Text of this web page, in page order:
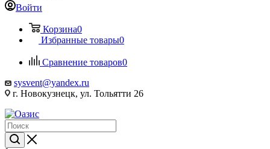
Войти
Корзина0
Избранные товары0
Сравнение товаров0
sysvent@yandex.ru
г. Новокузнецк, ул. Тольятти 26